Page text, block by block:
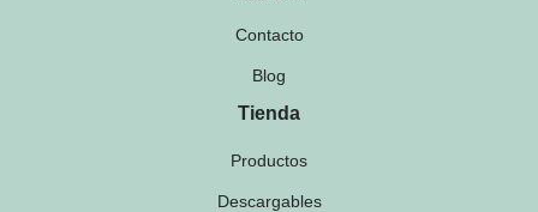
Contacto
Blog
Tienda
Productos
Descargables